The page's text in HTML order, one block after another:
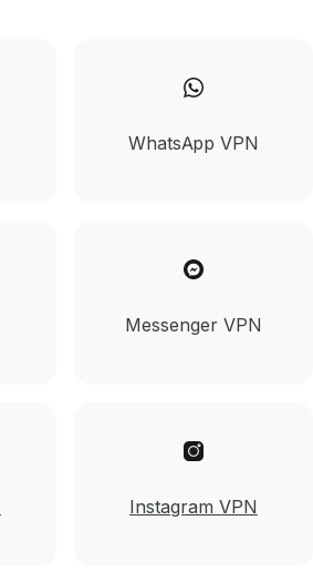
WhatsApp VPN
Messenger VPN
Instagram VPN